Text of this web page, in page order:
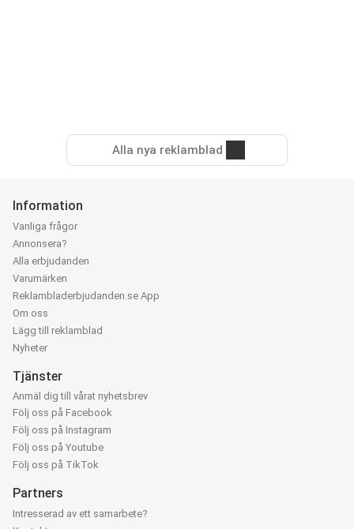
Alla nya reklamblad
Information
Vanliga frågor
Annonsera?
Alla erbjudanden
Varumärken
Reklambladerbjudanden.se App
Om oss
Lägg till reklamblad
Nyheter
Tjänster
Anmäl dig till vårat nyhetsbrev
Följ oss på Facebook
Följ oss på Instagram
Följ oss på Youtube
Följ oss på TikTok
Partners
Intresserad av ett samarbete?